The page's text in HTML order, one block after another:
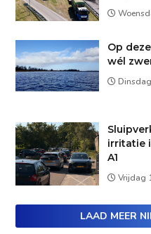
Op
wél
irritatie
A1
Vrijdag
LAAD MEER